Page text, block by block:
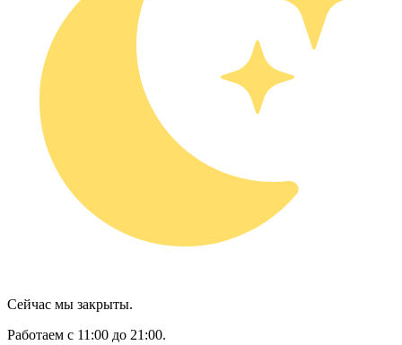
Сейчас мы закрыты.
Работаем с 11:00 до 21:00.